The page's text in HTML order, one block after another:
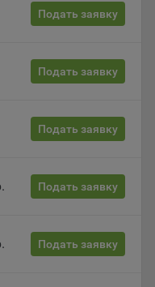
информации и
субъект
по внешним
Подать заявку
Подать заявку
Подать заявку
Подать заявку
Подать заявку